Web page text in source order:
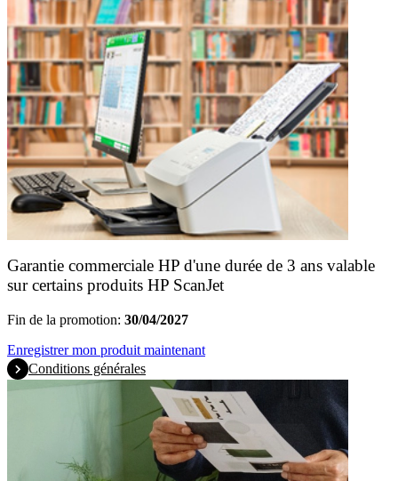
Garantie commerciale HP d'une durée de 3 ans valable
sur certains produits HP ScanJet
Fin de la promotion: 30/04/2027
Enregistrer mon produit maintenant
Conditions générales